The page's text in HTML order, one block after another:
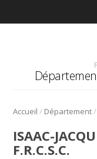
Accueil / Département/
ISAAC-
F.R.C.S.C.